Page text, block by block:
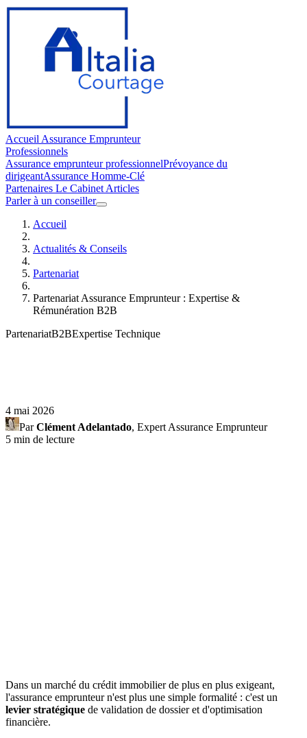
Accueil Assurance Emprunteur
Professionnels
Assurance emprunteur professionnelPrévoyance du
dirigeantAssurance Homme-Clé
Partenaires Le Cabinet Articles
Parler à un conseiller
Accueil
Actualités & Conseils
Partenariat
Partenariat Assurance Emprunteur : Expertise &
Rémunération B2B
PartenariatB2BExpertise Technique
4 mai 2026
ParClément Adelantado, Expert Assurance Emprunteur
5 min de lecture
Dans un marché du crédit immobilier de plus en plus exigeant,
l'assurance emprunteur n'est plus une simple formalité : c'est un
levier stratégique de validation de dossier et d'optimisation
financière.